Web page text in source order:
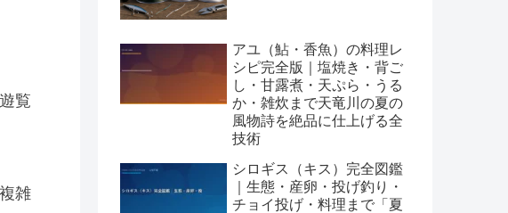
覧
雑
アユ（鮎・香魚）の料理レ
シピ完全版｜塩焼き・背ご
し・甘露煮・天ぷら・うる
か・雑炊まで天竜川の夏の
風物詩を絶品に仕上げる全
技術
シロギス（キス）完全図鑑
｜生態・産卵・投げ釣り・
チョイ投げ・料理まで「夏